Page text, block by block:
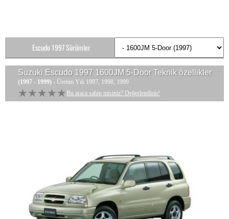
Suzuki Escudo 1997 1600JM 5-DoorTeknik özellikler
(1997 - 1999) - Üretim Yılı 1997, 1998, 1999
★★★★★
★★★★★ Bu araca sahip misiniz? Değerlendirin!
Escudo 1997 Sürümler